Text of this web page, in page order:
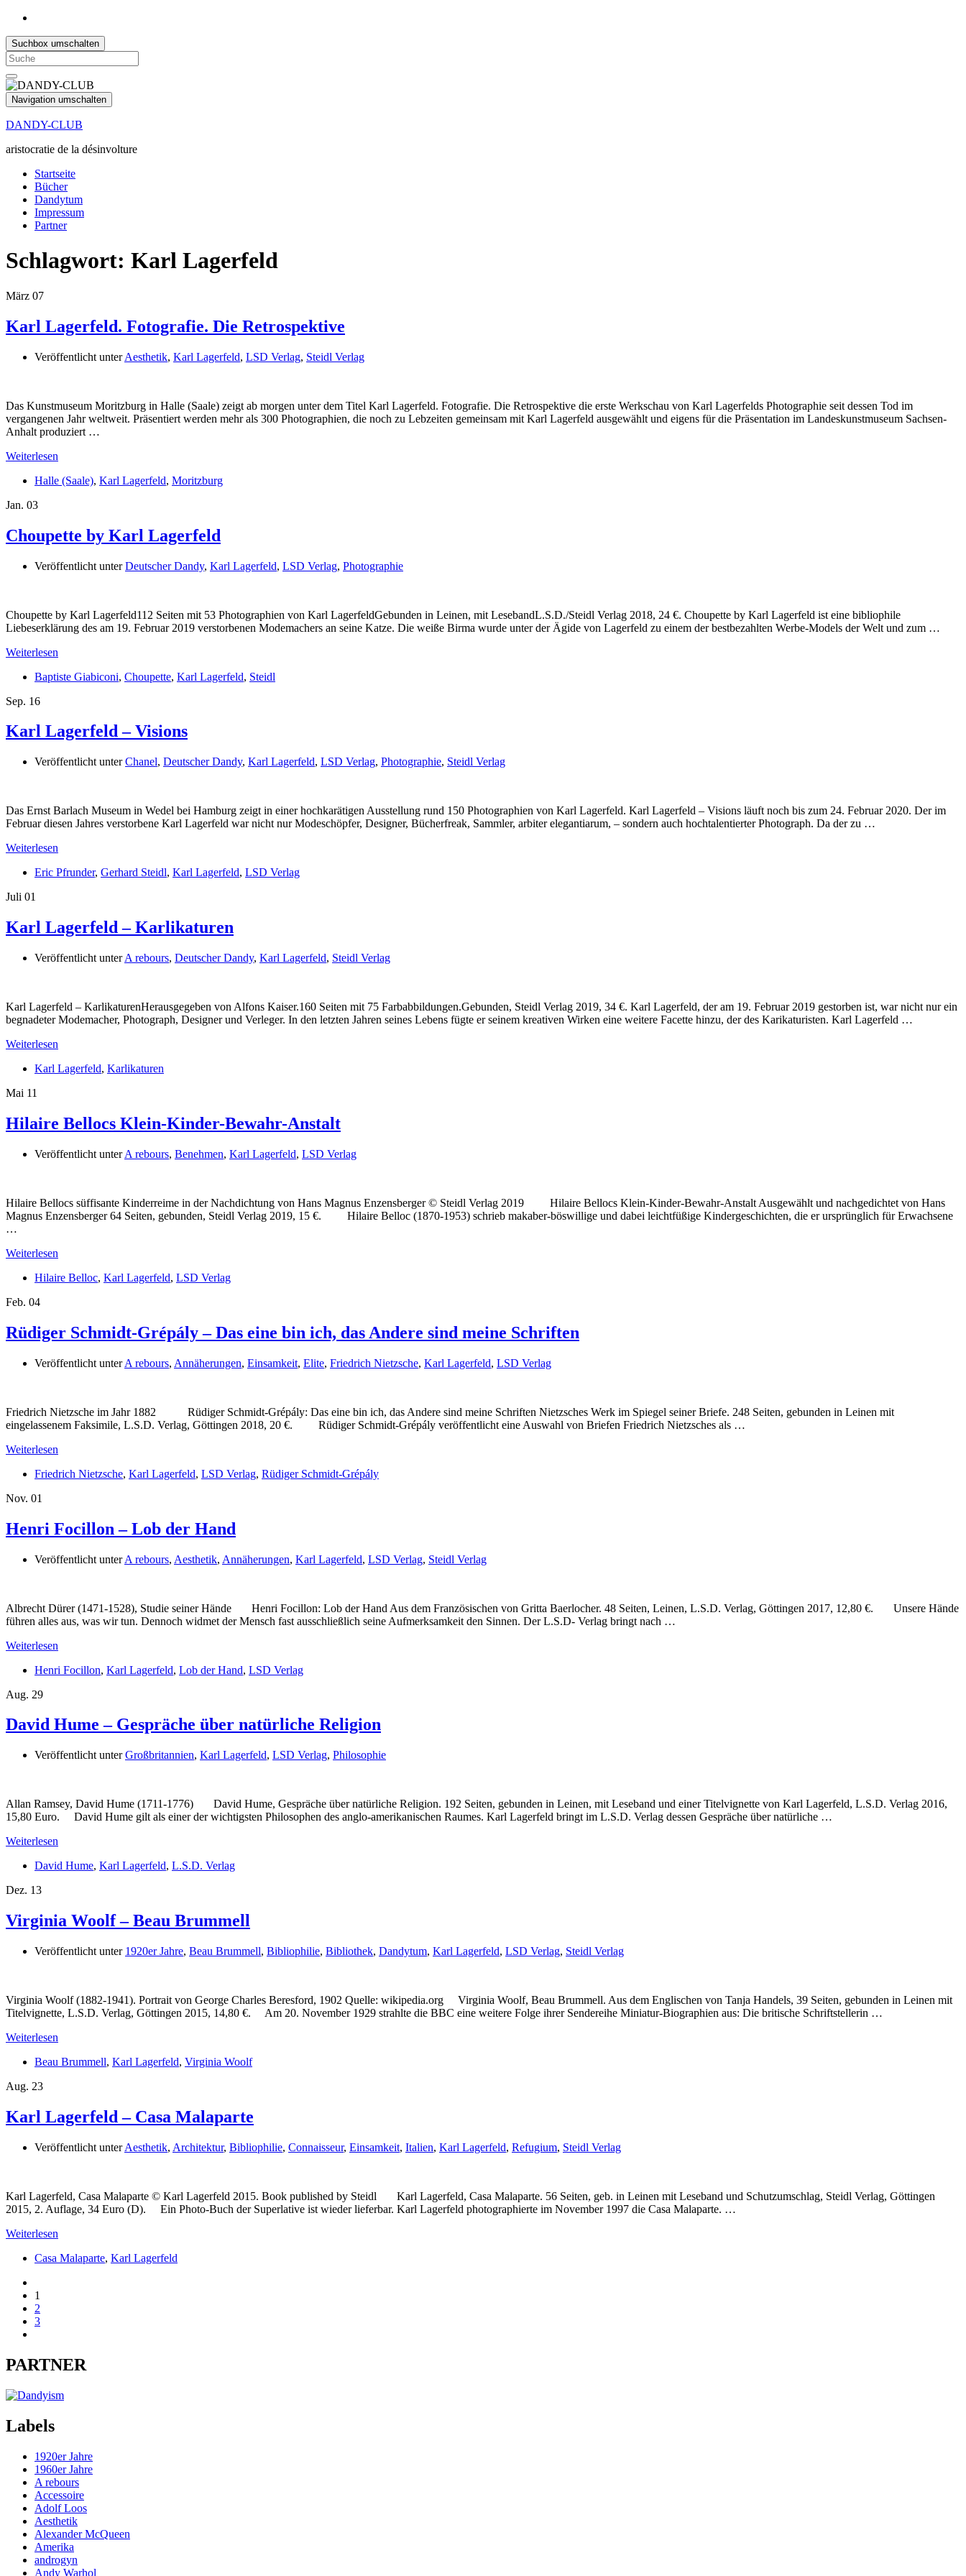
Suchbox umschalten
Search
for:
Navigation umschalten
DANDY-CLUB
aristocratie de la désinvolture
Startseite
Bücher
Dandytum
Impressum
Partner
Schlagwort: Karl Lagerfeld
März 07
Karl Lagerfeld. Fotografie. Die Retrospektive
Veröffentlicht unterAesthetik, Karl Lagerfeld, LSD Verlag, Steidl Verlag
Das Kunstmuseum Moritzburg in Halle (Saale) zeigt ab morgen unter dem Titel Karl Lagerfeld. Fotografie. Die Retrospektive die erste Werkschau von Karl Lagerfelds Photographie seit dessen Tod im
vergangenen Jahr weltweit. Präsentiert werden mehr als 300 Photographien, die noch zu Lebzeiten gemeinsam mit Karl Lagerfeld ausgewählt und eigens für die Präsentation im Landeskunstmuseum Sachsen-
Anhalt produziert …
Weiterlesen
Halle (Saale), Karl Lagerfeld, Moritzburg
Jan. 03
Choupette by Karl Lagerfeld
Veröffentlicht unterDeutscher Dandy, Karl Lagerfeld, LSD Verlag, Photographie
Choupette by Karl Lagerfeld112 Seiten mit 53 Photographien von Karl LagerfeldGebunden in Leinen, mit LesebandL.S.D./Steidl Verlag 2018, 24 €. Choupette by Karl Lagerfeld ist eine bibliophile
Liebeserklärung des am 19. Februar 2019 verstorbenen Modemachers an seine Katze. Die weiße Birma wurde unter der Ägide von Lagerfeld zu einem der bestbezahlten Werbe-Models der Welt und zum …
Weiterlesen
Baptiste Giabiconi, Choupette, Karl Lagerfeld, Steidl
Sep. 16
Karl Lagerfeld – Visions
Veröffentlicht unterChanel, Deutscher Dandy, Karl Lagerfeld, LSD Verlag, Photographie, Steidl Verlag
Das Ernst Barlach Museum in Wedel bei Hamburg zeigt in einer hochkarätigen Ausstellung rund 150 Photographien von Karl Lagerfeld. Karl Lagerfeld – Visions läuft noch bis zum 24. Februar 2020. Der im
Februar diesen Jahres verstorbene Karl Lagerfeld war nicht nur Modeschöpfer, Designer, Bücherfreak, Sammler, arbiter elegantiarum, – sondern auch hochtalentierter Photograph. Da der zu …
Weiterlesen
Eric Pfrunder, Gerhard Steidl, Karl Lagerfeld, LSD Verlag
Juli 01
Karl Lagerfeld – Karlikaturen
Veröffentlicht unterA rebours, Deutscher Dandy, Karl Lagerfeld, Steidl Verlag
Karl Lagerfeld – KarlikaturenHerausgegeben von Alfons Kaiser.160 Seiten mit 75 Farbabbildungen.Gebunden, Steidl Verlag 2019, 34 €. Karl Lagerfeld, der am 19. Februar 2019 gestorben ist, war nicht nur ein
begnadeter Modemacher, Photograph, Designer und Verleger. In den letzten Jahren seines Lebens fügte er seinem kreativen Wirken eine weitere Facette hinzu, der des Karikaturisten. Karl Lagerfeld …
Weiterlesen
Karl Lagerfeld, Karlikaturen
Mai 11
Hilaire Bellocs Klein-Kinder-Bewahr-Anstalt
Veröffentlicht unterA rebours, Benehmen, Karl Lagerfeld, LSD Verlag
Hilaire Bellocs süffisante Kinderreime in der Nachdichtung von Hans Magnus Enzensberger © Steidl Verlag 2019 Hilaire Bellocs Klein-Kinder-Bewahr-Anstalt Ausgewählt und nachgedichtet von Hans
Magnus Enzensberger 64 Seiten, gebunden, Steidl Verlag 2019, 15 €. Hilaire Belloc (1870-1953) schrieb makaber-böswillige und dabei leichtfüßige Kindergeschichten, die er ursprünglich für Erwachsene
…
Weiterlesen
Hilaire Belloc, Karl Lagerfeld, LSD Verlag
Feb. 04
Rüdiger Schmidt-Grépály – Das eine bin ich, das Andere sind meine Schriften
Veröffentlicht unterA rebours, Annäherungen, Einsamkeit, Elite, Friedrich Nietzsche, Karl Lagerfeld, LSD Verlag
Friedrich Nietzsche im Jahr 1882 Rüdiger Schmidt-Grépály: Das eine bin ich, das Andere sind meine Schriften Nietzsches Werk im Spiegel seiner Briefe. 248 Seiten, gebunden in Leinen mit
eingelassenem Faksimile, L.S.D. Verlag, Göttingen 2018, 20 €. Rüdiger Schmidt-Grépály veröffentlicht eine Auswahl von Briefen Friedrich Nietzsches als …
Weiterlesen
Friedrich Nietzsche, Karl Lagerfeld, LSD Verlag, Rüdiger Schmidt-Grépály
Nov. 01
Henri Focillon – Lob der Hand
Veröffentlicht unterA rebours, Aesthetik, Annäherungen, Karl Lagerfeld, LSD Verlag, Steidl Verlag
Albrecht Dürer (1471-1528), Studie seiner Hände Henri Focillon: Lob der Hand Aus dem Französischen von Gritta Baerlocher. 48 Seiten, Leinen, L.S.D. Verlag, Göttingen 2017, 12,80 €. Unsere Hände
führen alles aus, was wir tun. Dennoch widmet der Mensch fast ausschließlich seine Aufmerksamkeit den Sinnen. Der L.S.D- Verlag bringt nach …
Weiterlesen
Henri Focillon, Karl Lagerfeld, Lob der Hand, LSD Verlag
Aug. 29
David Hume – Gespräche über natürliche Religion
Veröffentlicht unterGroßbritannien, Karl Lagerfeld, LSD Verlag, Philosophie
Allan Ramsey, David Hume (1711-1776) David Hume, Gespräche über natürliche Religion. 192 Seiten, gebunden in Leinen, mit Leseband und einer Titelvignette von Karl Lagerfeld, L.S.D. Verlag 2016,
15,80 Euro. David Hume gilt als einer der wichtigsten Philosophen des anglo-amerikanischen Raumes. Karl Lagerfeld bringt im L.S.D. Verlag dessen Gespräche über natürliche …
Weiterlesen
David Hume, Karl Lagerfeld, L.S.D. Verlag
Dez. 13
Virginia Woolf – Beau Brummell
Veröffentlicht unter 1920er Jahre, Beau Brummell, Bibliophilie, Bibliothek, Dandytum, Karl Lagerfeld, LSD Verlag, Steidl Verlag
Virginia Woolf (1882-1941). Portrait von George Charles Beresford, 1902 Quelle: wikipedia.org Virginia Woolf, Beau Brummell. Aus dem Englischen von Tanja Handels, 39 Seiten, gebunden in Leinen mit
Titelvignette, L.S.D. Verlag, Göttingen 2015, 14,80 €. Am 20. November 1929 strahlte die BBC eine weitere Folge ihrer Sendereihe Miniatur-Biographien aus: Die britische Schriftstellerin …
Weiterlesen
Beau Brummell, Karl Lagerfeld, Virginia Woolf
Aug. 23
Karl Lagerfeld – Casa Malaparte
Veröffentlicht unterAesthetik, Architektur, Bibliophilie, Connaisseur, Einsamkeit, Italien, Karl Lagerfeld, Refugium, Steidl Verlag
Karl Lagerfeld, Casa Malaparte © Karl Lagerfeld 2015. Book published by Steidl Karl Lagerfeld, Casa Malaparte. 56 Seiten, geb. in Leinen mit Leseband und Schutzumschlag, Steidl Verlag, Göttingen
2015, 2. Auflage, 34 Euro (D). Ein Photo-Buch der Superlative ist wieder lieferbar. Karl Lagerfeld photographierte im November 1997 die Casa Malaparte. …
Weiterlesen
Casa Malaparte, Karl Lagerfeld
1
2
3
PARTNER
Labels
1920er Jahre
1960er Jahre
A rebours
Accessoire
Adolf Loos
Aesthetik
Alexander McQueen
Amerika
androgyn
Andy Warhol